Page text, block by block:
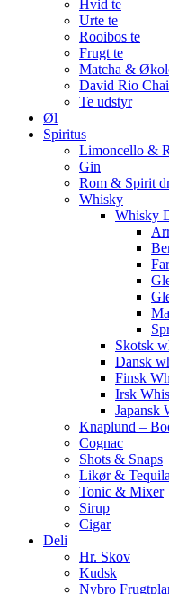
Hvid te
Urte te
Rooibos te
Frugt te
Matcha &
David Rio Chai
Te udstyr
Øl
Spiritus
Limoncello &
Gin
Rom & Spirit
Whisky
Whisky
Skotsk
Dansk
Finsk
Irsk
Japansk
Knaplund –
Cognac
Shots & Snaps
Likør &
Tonic & Mixer
Sirup
Cigar
Deli
Hr. Skov
Kudsk
Nybro